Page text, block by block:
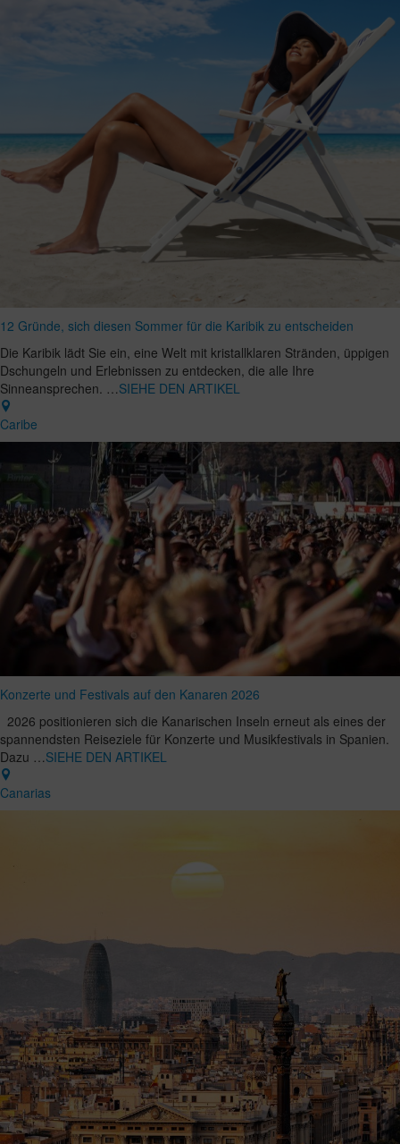
12 Gründe, sich diesen Sommer für die Karibik zu entscheiden
Die Karibik lädt Sie ein, eine Welt mit kristallklaren Stränden, üppigen
Dschungeln und Erlebnissen zu entdecken, die alle Ihre
Sinneansprechen. …SIEHE DEN ARTIKEL
Caribe
Konzerte und Festivals auf den Kanaren 2026
2026 positionieren sich die Kanarischen Inseln erneut als eines der
spannendsten Reiseziele für Konzerte und Musikfestivals in Spanien.
Dazu …SIEHE DEN ARTIKEL
Canarias